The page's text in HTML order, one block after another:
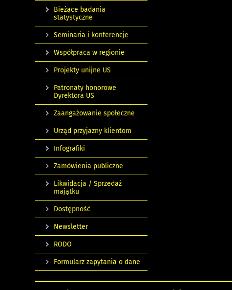
Bieżące badania
statystyczne
Seminaria i konferencje
Współpraca w regionie
Projekty unijne US
Patronaty honorowe
Dyrektora US
Zaangażowanie społeczne
Urząd przyjazny klientom
Infografiki
Zamówienia publiczne
Likwidacja / Sprzedaż
majątku
Dostępność
Newsletter
RODO
Formularz zapytania o dane